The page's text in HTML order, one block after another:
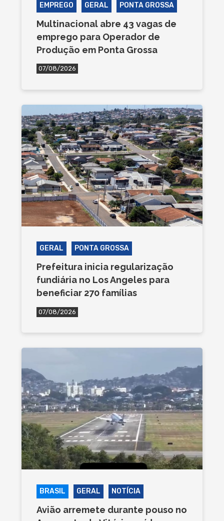
EMPREGO GERAL PONTA GROSSA
Multinacional abre 43 vagas de
emprego para Operador de
Produção em Ponta Grossa
07/08/2026
GERAL PONTA GROSSA
Prefeitura inicia regularização
fundiária no Los Angeles para
beneficiar 270 famílias
07/08/2026
BRASIL GERAL NOTÍCIA
Avião arremete durante pouso no